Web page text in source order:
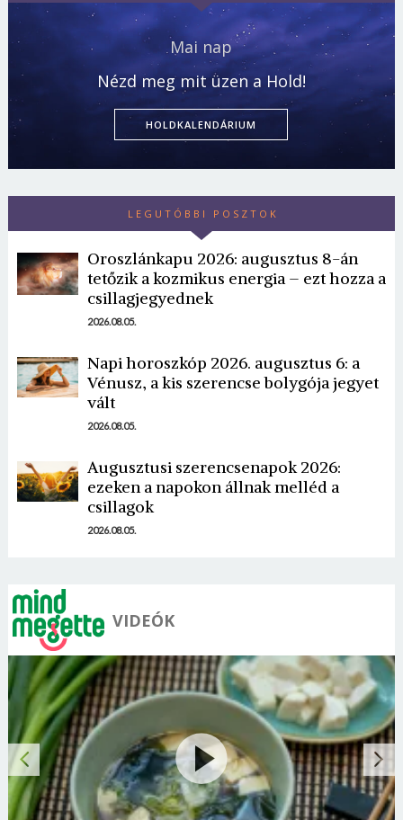
Mai nap
Nézd meg mit üzen a Hold!
HOLDKALENDÁRIUM
LEGUTÓBBI POSZTOK
Oroszlánkapu 2026: augusztus 8-án
tetőzik a kozmikus energia – ezt hozza a
csillagjegyednek
2026.08.05.
Napi horoszkóp 2026. augusztus 6: a
Vénusz, a kis szerencse bolygója jegyet
vált
2026.08.05.
Augusztusi szerencsenapok 2026:
ezeken a napokon állnak melléd a
csillagok
2026.08.05.
VIDEÓK
Borsonline bejelentkezés